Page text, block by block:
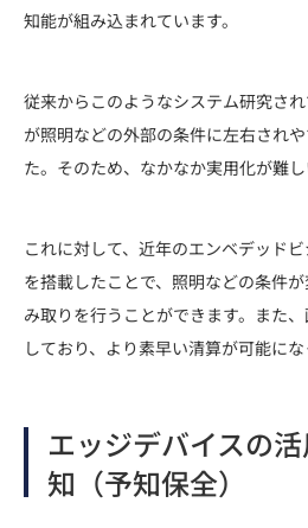
知能が組み込まれています。
従来からこのようなシステム研究さ
が照明などの外部の条件に左右され
た。そのため、なかなか実用化が難し
これに対して、近年のエンベデッド
を搭載したことで、照明などの条件
み取りを行うことができます。また
しており、より素早い清算が可能にな
エッジデバイスの
知（予知保全）